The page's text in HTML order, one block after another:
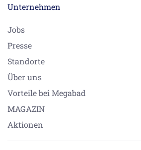
Unternehmen
Jobs
Presse
Standorte
Über uns
Vorteile bei Megabad
MAGAZIN
Aktionen